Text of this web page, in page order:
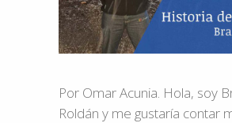
Por Omar Acunia. Hola, soy
Roldán y me gustaría contar